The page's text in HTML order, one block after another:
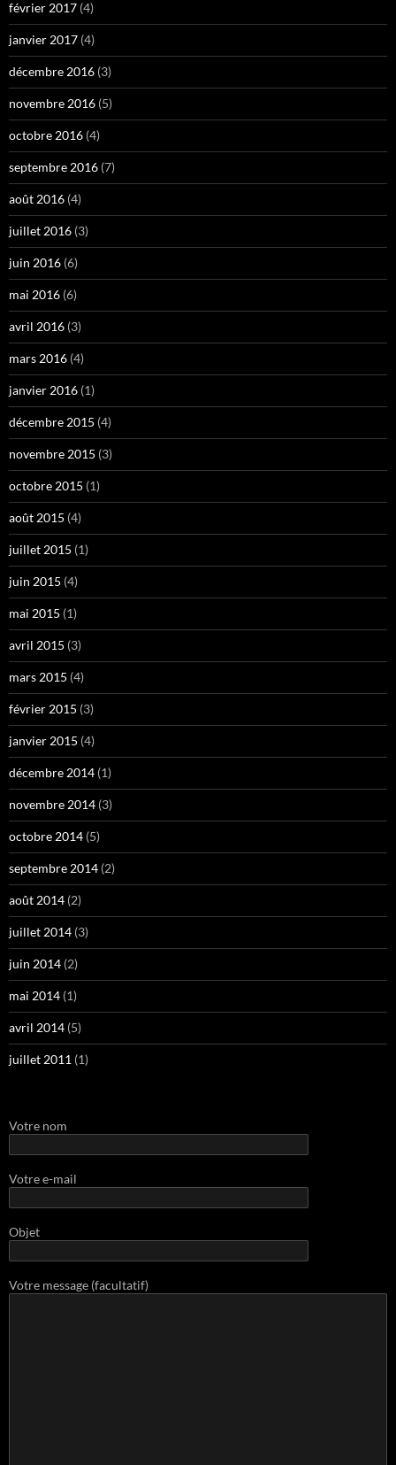
février 2017 (4)
janvier 2017 (4)
décembre 2016 (3)
novembre 2016 (5)
octobre 2016 (4)
septembre 2016 (7)
août 2016 (4)
juillet 2016 (3)
juin 2016 (6)
mai 2016 (6)
avril 2016 (3)
mars 2016 (4)
janvier 2016 (1)
décembre 2015 (4)
novembre 2015 (3)
octobre 2015 (1)
août 2015 (4)
juillet 2015 (1)
juin 2015 (4)
mai 2015 (1)
avril 2015 (3)
mars 2015 (4)
février 2015 (3)
janvier 2015 (4)
décembre 2014 (1)
novembre 2014 (3)
octobre 2014 (5)
septembre 2014 (2)
août 2014 (2)
juillet 2014 (3)
juin 2014 (2)
mai 2014 (1)
avril 2014 (5)
juillet 2011 (1)
Votre nom
Votre e-mail
Objet
Votre message (facultatif)